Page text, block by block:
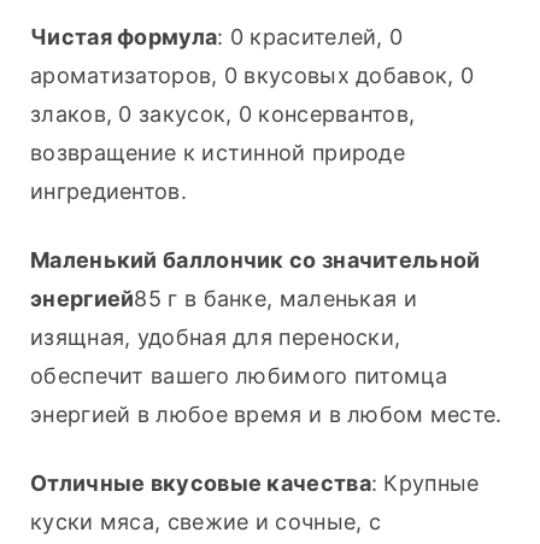
Чистая формула: 0 красителей, 0
ароматизаторов, 0 вкусовых добавок, 0
злаков, 0 закусок, 0 консервантов,
возвращение к истинной природе
ингредиентов.
Маленький баллончик со значительной
энергией85 г в банке, маленькая и
изящная, удобная для переноски,
обеспечит вашего любимого питомца
энергией в любое время и в любом месте.
Отличные вкусовые качества: Крупные
куски мяса, свежие и сочные, с